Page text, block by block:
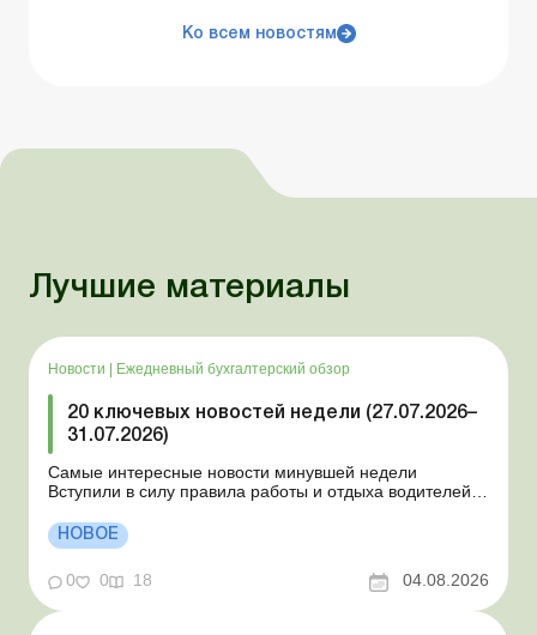
Ко всем новостям
Лучшие материалы
Новости Ежедневный бухгалтерский обзор
20 ключевых новостей недели (27.07.2026–
31.07.2026)
Самые интересные новости минувшей недели
Вступили в силу правила работы и отдыха водителей
положении Для сельхозпредприятий и ФЛП введены
новые разовые статистические формы Со 2 августа
изменяется порядок зачисления отдельных периодов
работы в стр...
НОВОЕ
0 0 18 04.08.2026